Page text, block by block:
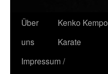
Zum
Inhalt
springen
Über
uns
Kenko Kempo
Karate
Impressum /